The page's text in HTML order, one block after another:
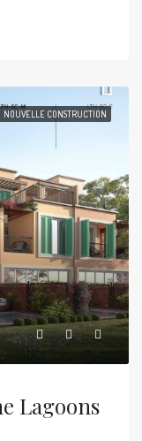
NOUVELLE CONSTRUCTION
Lagoons